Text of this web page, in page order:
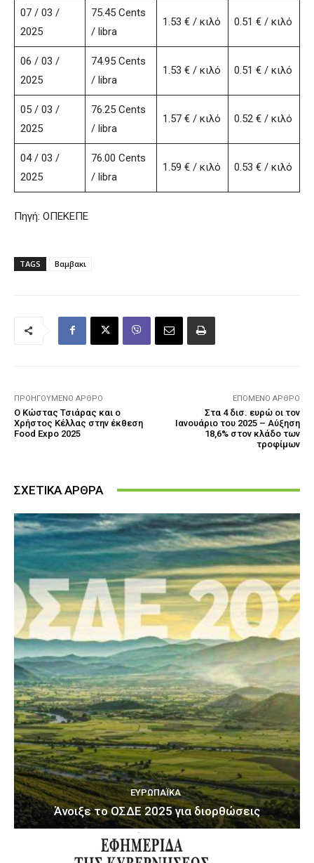
07 / 03 /
2025
75.45 Cents
/ libra
1.53 € / κιλό 0.51 € / κιλό
06 / 03 /
2025
74.95 Cents
/ libra
1.53 € / κιλό 0.51 € / κιλό
05 / 03 /
2025
76.25 Cents
/ libra
1.57 € / κιλό 0.52 € / κιλό
04 / 03 /
2025
76.00 Cents
/ libra
1.59 € / κιλό 0.53 € / κιλό
Πηγή: ΟΠΕΚΕΠΕ
TAGS Βαμβακι
ΠΡΟΗΓΟΎΜΕΝΟ ΆΡΘΡΟ
Ο Κώστας Τσιάρας και ο
Χρήστος Κέλλας στην έκθεση
Food Expo 2025
ΕΠΌΜΕΝΟ ΆΡΘΡΟ
Στα 4 δισ. ευρώ οι τον
Ιανουάριο του 2025 – Αύξηση
18,6% στον κλάδο των
τροφίμων
ΣΧΕΤΙΚΑ ΑΡΘΡΑ
ΕΥΡΩΠΑΪΚΆ
Άνοιξε το ΟΣΔΕ 2025 για διορθώσεις